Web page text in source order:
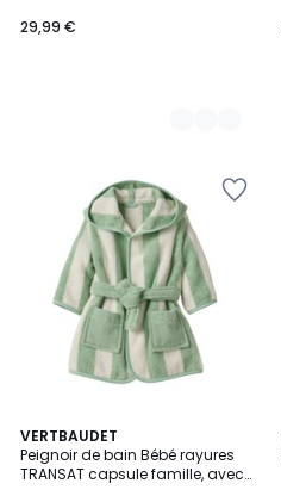
29,99 €
VERTBAUDET
Peignoir de bain Bébé rayures
TRANSAT capsule famille, avec
2
Couleurs